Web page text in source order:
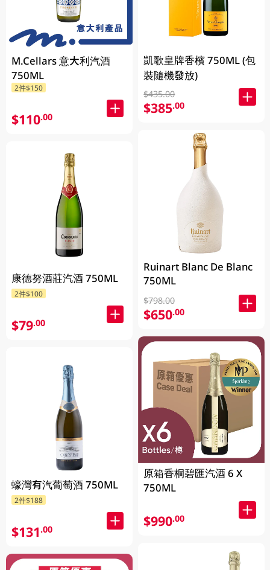
M.Cellars 意大利汽酒
750ML
2件$150
$110.00
康德努酒莊汽酒 750ML
2件$100
$79.00
蠔灣有汽葡萄酒 750ML
2件$188
$131.00
凱歌皇牌香檳 750ML (包
裝隨機發放)
$435.00
$385.00
Ruinart Blanc De Blanc
750ML
$798.00
$650.00
原箱香桐碧匯汽酒 6 X
750ML
$990.00